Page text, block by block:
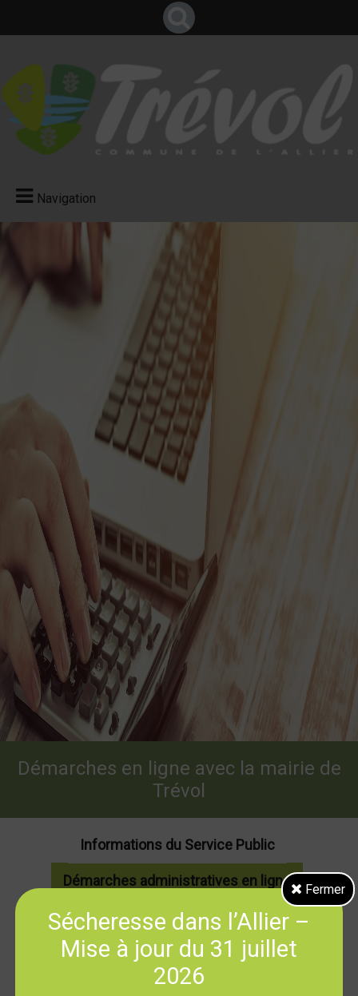
Navigation
Démarches en ligne avec la mairie de
Trévol
Informations du Service Public
Démarches administratives en ligne
Ces informations proviennent deservice-public.fr
site officiel de l'administration française. Vous pouvez
à tout moment les consulter directement sur
Fermer
Sécheresse dans l’Allier –
Mise à jour du 31 juillet
2026